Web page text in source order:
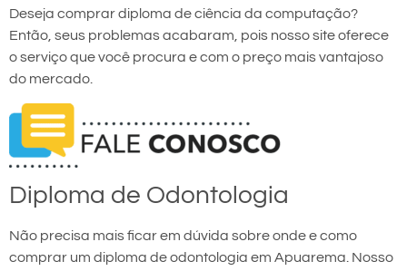
Deseja comprar diploma de ciência da computação?
Então, seus problemas acabaram, pois nosso site oferece
o serviço que você procura e com o preço mais vantajoso
do mercado.
Diploma de Odontologia
Não precisa mais ficar em dúvida sobre onde e como
comprar um diploma de odontologia em Apuarema. Nosso